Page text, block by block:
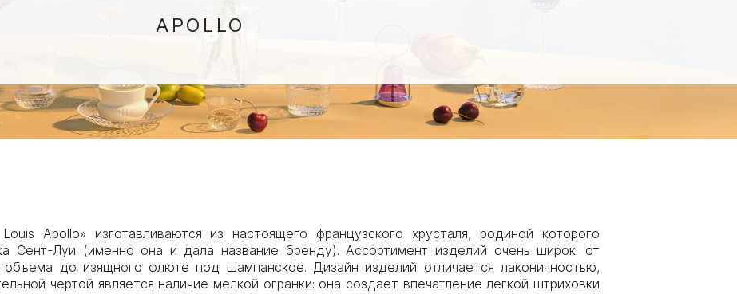
+
APOLLO
Apollo» изготавливаются из настоящего французского хрусталя, родиной которого
Сент-Луи (именно она и дала название бренду). Ассортимент изделий очень широк: от
до изящного флюте под шампанское. Дизайн изделий отличается лаконичностью,
чертой является наличие мелкой огранки: она создает впечатление легкой штриховки